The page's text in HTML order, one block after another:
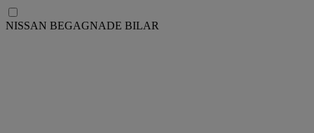
NISSAN BEGAGNADE BILAR